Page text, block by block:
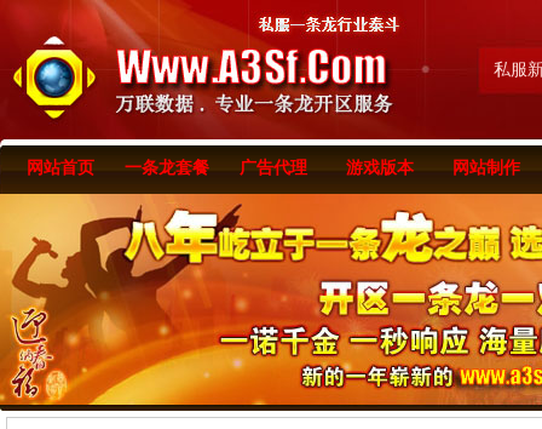
私服
网站首页 一条龙套餐 广告代理 游戏版本 网站制作